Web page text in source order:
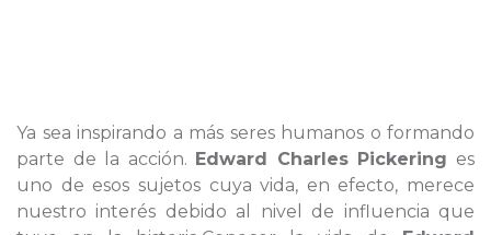
Ya sea inspirando a más seres humanos o formando
parte de la acción. Edward Charles Pickering es
uno de esos sujetos cuya vida, en efecto, merece
nuestro interés debido al nivel de influencia que